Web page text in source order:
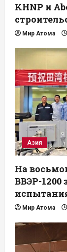
KHNP и
Мир Атома
Азия
На
ВВЭР-
Мир Атома